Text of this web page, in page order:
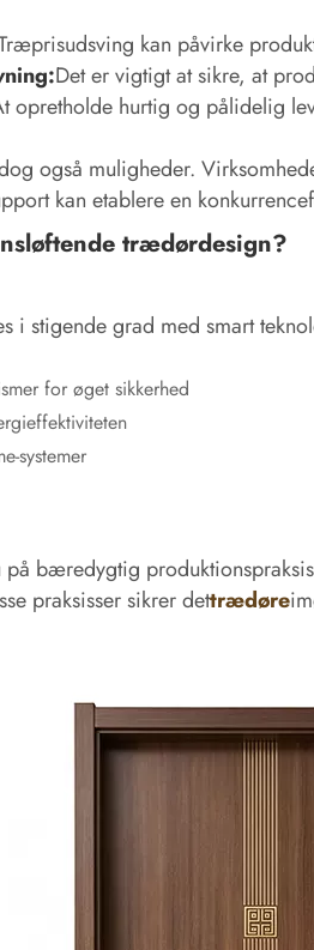
kan påvirke
Det er vigtigt at sikre, at
opretholde hurtig og pålidelig
også muligheder.
kan etablere en
trædørdesign?
i stigende grad med smart
for øget sikkerhed
systemer
på bæredygtig
praksisser sikrer dettrædøre